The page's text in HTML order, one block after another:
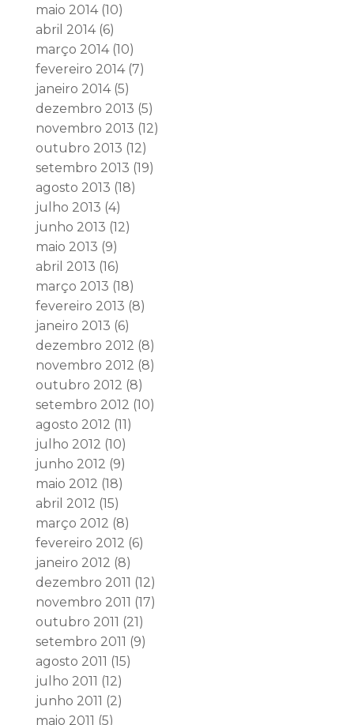
maio 2014(10)
abril 2014(6)
março 2014(10)
fevereiro 2014(7)
janeiro 2014(5)
dezembro 2013 (5)
novembro 2013 (12)
outubro 2013 (12)
setembro 2013 (19)
agosto 2013 (18)
julho 2013 (4)
junho 2013 (12)
maio 2013 (9)
abril 2013 (16)
março 2013 (18)
fevereiro 2013 (8)
janeiro 2013 (6)
dezembro 2012 (8)
novembro 2012 (8)
outubro 2012 (8)
setembro 2012 (10)
agosto 2012 (11)
julho 2012 (10)
junho 2012 (9)
maio 2012 (18)
abril 2012 (15)
março 2012 (8)
fevereiro 2012 (6)
janeiro 2012 (8)
dezembro 2011 (12)
novembro 2011 (17)
outubro 2011 (21)
setembro 2011 (9)
agosto 2011 (15)
julho 2011 (12)
junho 2011 (2)
maio 2011 (5)